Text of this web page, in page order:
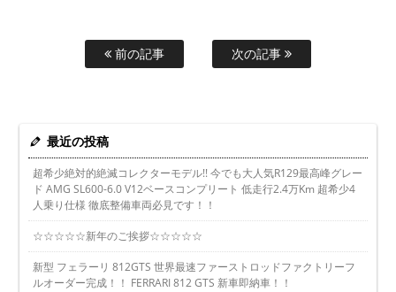
前の記事 次の記事
最近の投稿
超希少絶対的絶滅コレクターモデル!! 今でも大人気R129最高峰グレー
ド AMG SL600-6.0 V12ベースコンプリート 低走行2.4万Km 超希少4
人乗り仕様 徹底整備車両必見です！！
☆☆☆☆☆新年のご挨拶☆☆☆☆☆
新型 フェラーリ 812GTS 世界最速ファーストロッドファクトリーフ
ルオーダー完成！！ FERRARI 812 GTS 新車即納車！！